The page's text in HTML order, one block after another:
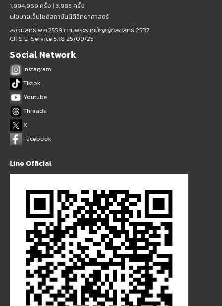
1,994,969 ครั้ง | 3,985 ครั้ง
นโยบายเว็บไซต์สถาบันนิติวิทยาศาสตร์
สงวนสิทธิ์ พ.ศ.2559 ตามพระราชบัญญัติลิขสิทธิ์ 2537
CIFS E-Service 5.1.8 25/09/25
Social Network
Instagram
Tiktok
Youtube
Threads
X
Facebook
Line Official